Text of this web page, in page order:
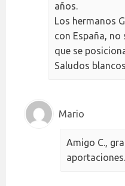
años.
Los hermanos
con España,
que se
Saludos
Mario
Amigo C.,
aportaciones.